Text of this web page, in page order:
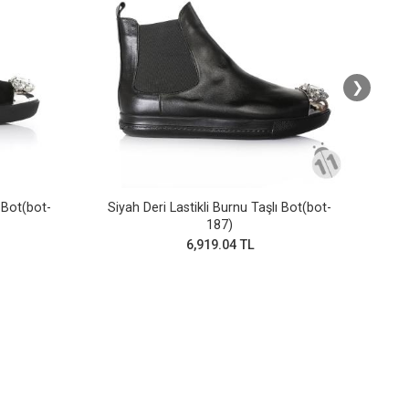
Bot(bot-
Siyah Deri Lastikli Burnu Taşlı Bot(bot-
187)
6,919.04 TL
❯